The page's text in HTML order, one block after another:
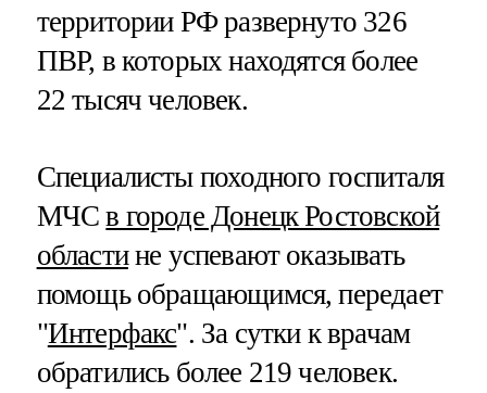
территории РФ развернуто 326
ПВР, в которых находятся более
22 тысяч человек.
Специалисты походного госпиталя
МЧСв городе Донецк Ростовской
областине успевают оказывать
помощь обращающимся, передает
"Интерфакс". За сутки к врачам
обратились более 219 человек.